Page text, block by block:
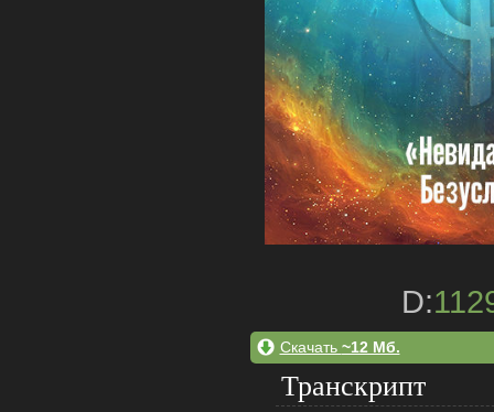
D:
Скачать ~12 Мб.
Транскрипт